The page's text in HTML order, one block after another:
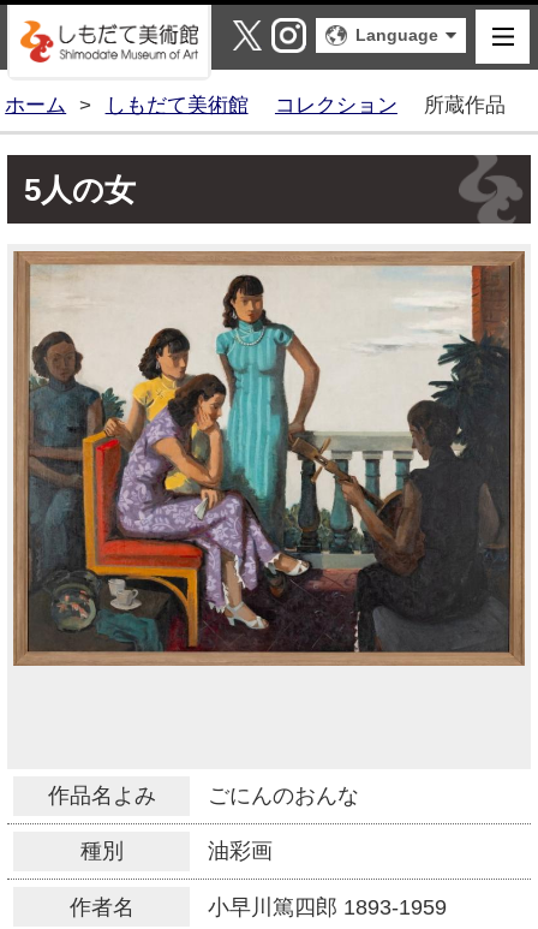
しもだて美術館
X Instagram
Language
ホーム > しもだて美術館 コレクション 所蔵作品
5人の女
作品名よみ ごにんのおんな
種別 油彩画
作者名 小早川篤四郎 1893-1959